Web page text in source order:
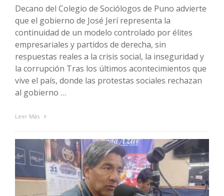
Decano del Colegio de Sociólogos de Puno advierte
que el gobierno de José Jerí representa la
continuidad de un modelo controlado por élites
empresariales y partidos de derecha, sin
respuestas reales a la crisis social, la inseguridad y
la corrupción Tras los últimos acontecimientos que
vive el país, donde las protestas sociales rechazan
al gobierno …
Leer Más